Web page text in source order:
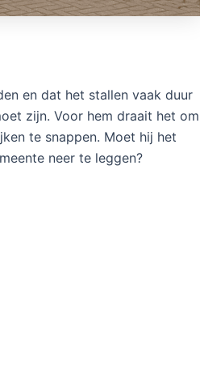
en dat het stallen vaak duur
zijn. Voor hem draait het om
te snappen. Moet hij het
neer te leggen?